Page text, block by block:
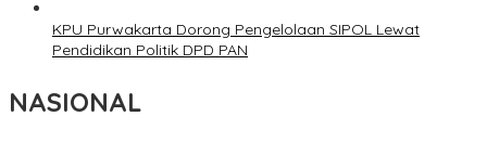
KPU Purwakarta Dorong Pengelolaan SIPOL Lewat
Pendidikan Politik DPD PAN
NASIONAL